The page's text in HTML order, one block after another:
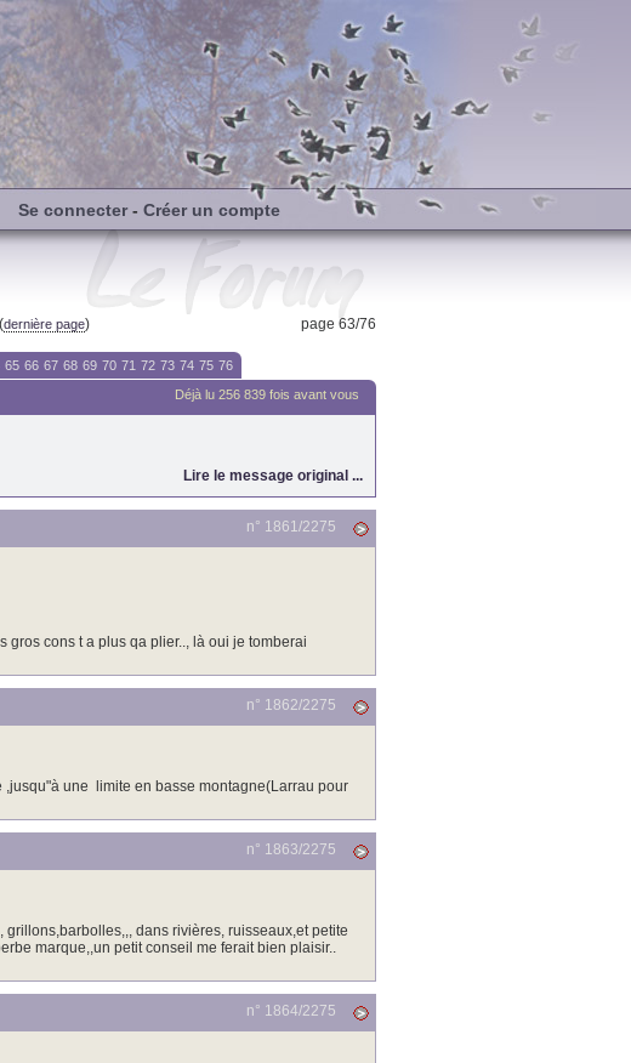
Se connecter- Créer un compte
page 63/76
dernière page)
65 66 67 68 69 70 71 72 73 74 75 76
Déjà lu 256 839 fois avant vous
Lire le message original ...
n° 1861/2275
gros cons t a plus qa plier.., là oui je tomberai
n° 1862/2275
une limite en basse montagne(Larrau pour
n° 1863/2275
dans rivières, ruisseaux,et petite
marque,,un petit conseil me ferait bien plaisir..
n° 1864/2275